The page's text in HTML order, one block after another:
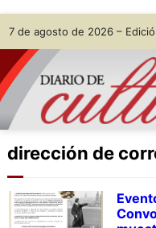
Skip
to
content
7 de agosto de 2026 –
dirección de